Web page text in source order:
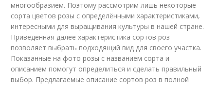
многообразием. Поэтому рассмотрим лишь некоторые
сорта цветов розы с определёнными характеристиками,
интересными для выращивания культуры в нашей стране.
Приведённая далее характеристика сортов роз
позволяет выбрать подходящий вид для своего участка.
Показанные на фото розы с названием сорта и
описанием помогут определиться и сделать правильный
выбор. Предлагаемые описание сортов роз в полной